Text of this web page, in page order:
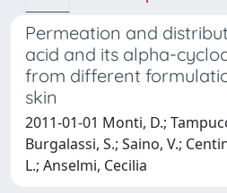
Permeation and
acid and its alpha-
from different
skin
2011-01-01 Monti, D.;
Burgalassi, S.; Saino, V.;
L.; Anselmi, Cecilia